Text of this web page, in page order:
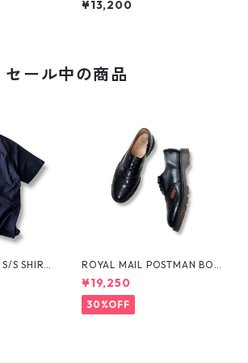
¥13,200
セール中の商品
S SHIRT
ROYAL MAIL POSTMAN BOO
TS by Dr.MARTENS
¥19,250
30%OFF